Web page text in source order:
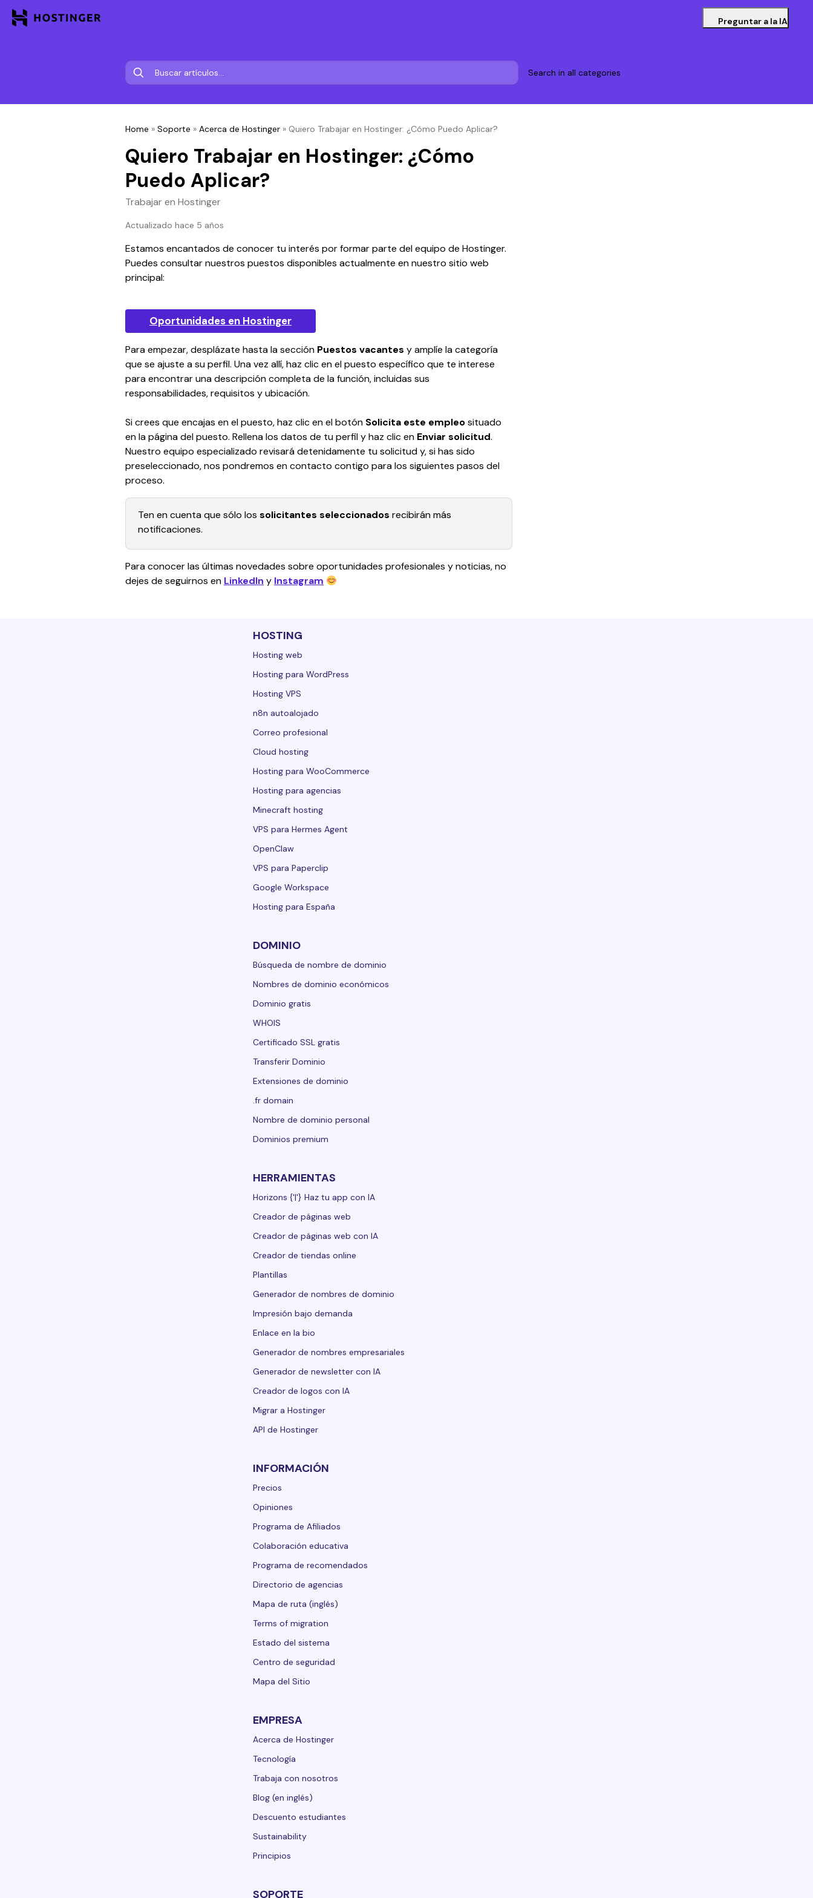
Preguntar a la IA
Search in all categories
Home » Soporte » Acerca de Hostinger » Quiero Trabajar en Hostinger: ¿Cómo Puedo Aplicar?
Quiero Trabajar en Hostinger: ¿Cómo
Puedo Aplicar?
Trabajar en Hostinger
Actualizado hace 5 años
Estamos encantados de conocer tu interés por formar parte del equipo de Hostinger.
Puedes consultar nuestros puestos disponibles actualmente en nuestro sitio web
principal:
Oportunidades en Hostinger
Para empezar, desplázate hasta la sección Puestos vacantes y amplíe la categoría
que se ajuste a su perfil. Una vez allí, haz clic en el puesto específico que te interese
para encontrar una descripción completa de la función, incluidas sus
responsabilidades, requisitos y ubicación.
Si crees que encajas en el puesto, haz clic en el botón Solicita este empleo situado
en la página del puesto. Rellena los datos de tu perfil y haz clic en Enviar solicitud.
Nuestro equipo especializado revisará detenidamente tu solicitud y, si has sido
preseleccionado, nos pondremos en contacto contigo para los siguientes pasos del
proceso.
Ten en cuenta que sólo los solicitantes seleccionados recibirán más
notificaciones.
Para conocer las últimas novedades sobre oportunidades profesionales y noticias, no
dejes de seguirnos en LinkedIn y Instagram
HOSTING
Hosting web
Hosting para WordPress
Hosting VPS
n8n autoalojado
Correo profesional
Cloud hosting
Hosting para WooCommerce
Hosting para agencias
Minecraft hosting
VPS para Hermes Agent
OpenClaw
VPS para Paperclip
Google Workspace
Hosting para España
DOMINIO
Búsqueda de nombre de dominio
Nombres de dominio económicos
Dominio gratis
WHOIS
Certificado SSL gratis
Transferir Dominio
Extensiones de dominio
.fr domain
Nombre de dominio personal
Dominios premium
HERRAMIENTAS
Horizons {'|'} Haz tu app con IA
Creador de páginas web
Creador de páginas web con IA
Creador de tiendas online
Plantillas
Generador de nombres de dominio
Impresión bajo demanda
Enlace en la bio
Generador de nombres empresariales
Generador de newsletter con IA
Creador de logos con IA
Migrar a Hostinger
API de Hostinger
INFORMACIÓN
Precios
Opiniones
Programa de Afiliados
Colaboración educativa
Programa de recomendados
Directorio de agencias
Mapa de ruta (inglés)
Terms of migration
Estado del sistema
Centro de seguridad
Mapa del Sitio
EMPRESA
Acerca de Hostinger
Tecnología
Trabaja con nosotros
Blog (en inglés)
Descuento estudiantes
Sustainability
Principios
SOPORTE